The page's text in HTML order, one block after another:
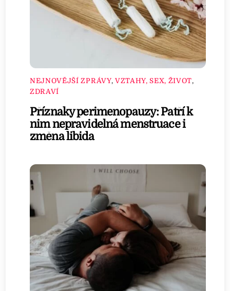
NEJNOVĚJŠÍ ZPRÁVY, VZTAHY, SEX, ŽIVOT,
ZDRAVÍ
Příznaky perimenopauzy: Patří k
nim nepravidelná menstruace i
změna libida